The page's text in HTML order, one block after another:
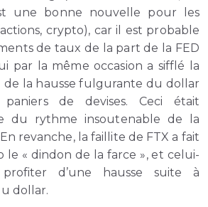
une bonne nouvelle pour les
crypto), car il est probable
de taux de la part de la FED
par la même occasion a sifflé la
de la hausse fulgurante du dollar
paniers de devises. Ceci était
du rythme insoutenable de la
revanche, la faillite de FTX a fait
« dindon de la farce », et celui-
d’une hausse suite à
dollar.